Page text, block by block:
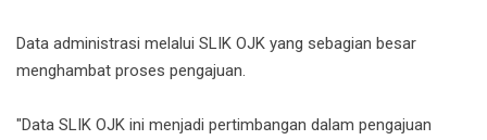
Data administrasi melalui SLIK OJK yang sebagian besar
menghambat proses pengajuan.
"Data SLIK OJK ini menjadi pertimbangan dalam pengajuan